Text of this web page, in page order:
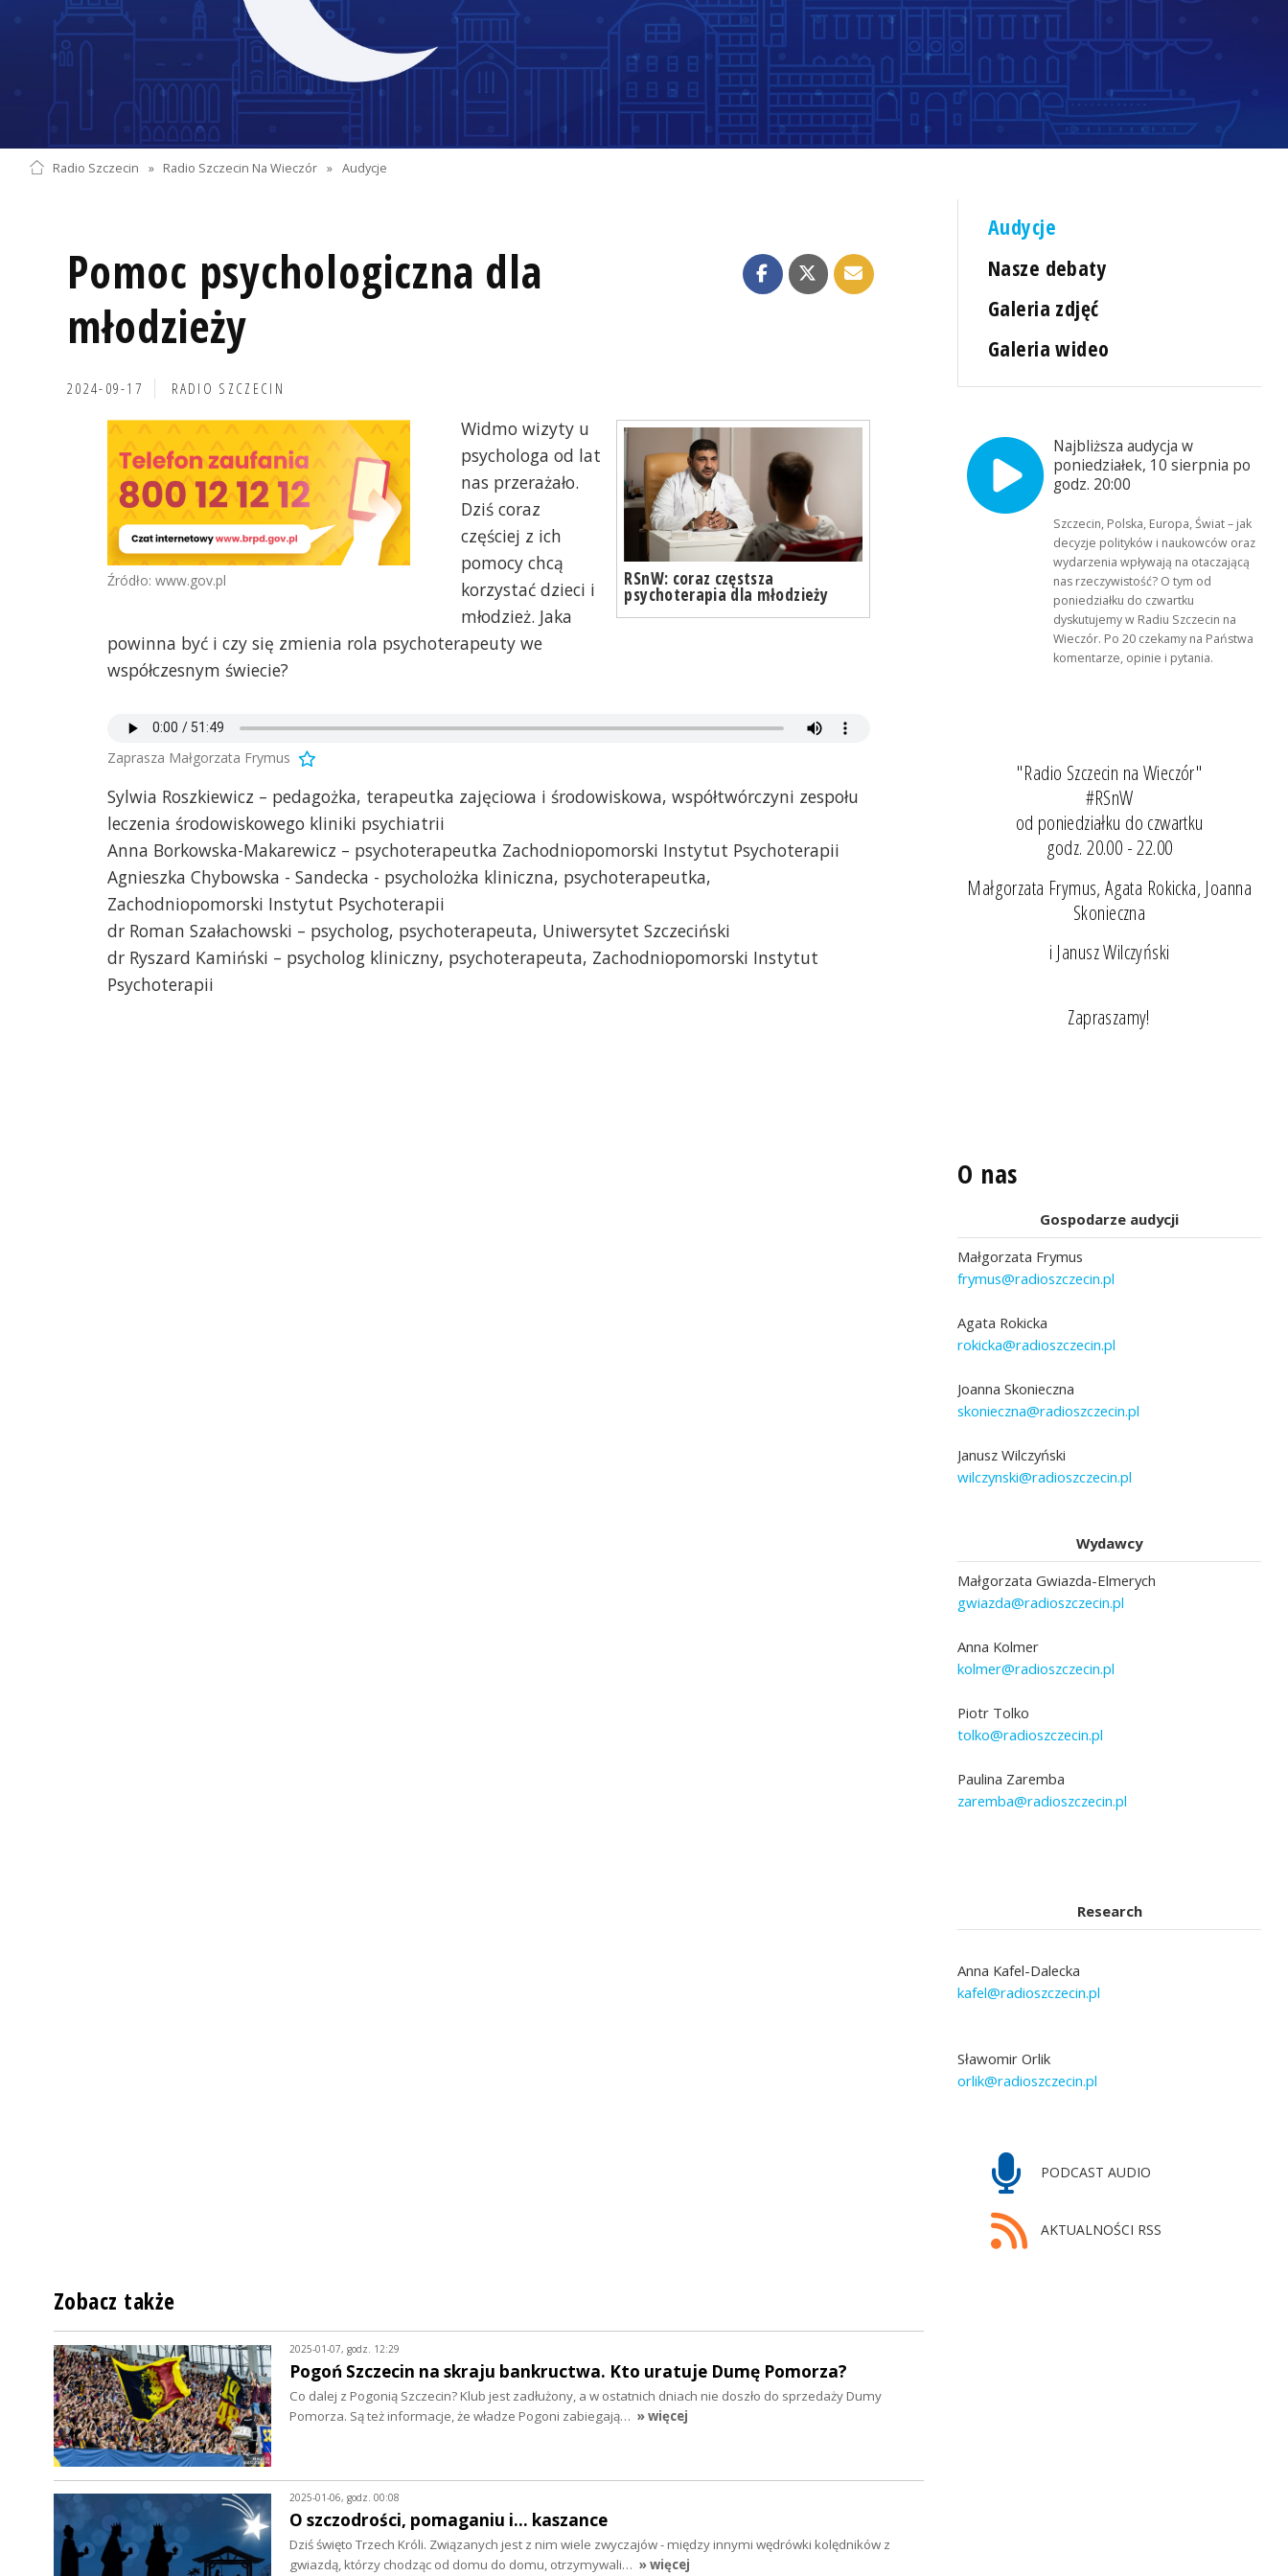
Radio Szczecin » Radio Szczecin Na Wieczór » Audycje
Pomoc psychologiczna dla
młodzieży
2024-09-17 RADIO SZCZECIN
Źródło: www.gov.pl RSnW: coraz częstsza
psychoterapia dla młodzieży
Widmo wizyty u
psychologa od lat
nas przerażało.
Dziś coraz
częściej z ich
pomocy chcą
korzystać dzieci i
młodzież. Jaka
powinna być i czy się zmienia rola psychoterapeuty we
współczesnym świecie?
Zaprasza Małgorzata Frymus
Sylwia Roszkiewicz – pedagożka, terapeutka zajęciowa i środowiskowa, współtwórczyni zespołu
leczenia środowiskowego kliniki psychiatrii
Anna Borkowska-Makarewicz – psychoterapeutka Zachodniopomorski Instytut Psychoterapii
Agnieszka Chybowska - Sandecka - psycholożka kliniczna, psychoterapeutka,
Zachodniopomorski Instytut Psychoterapii
dr Roman Szałachowski – psycholog, psychoterapeuta, Uniwersytet Szczeciński
dr Ryszard Kamiński – psycholog kliniczny, psychoterapeuta, Zachodniopomorski Instytut
Psychoterapii
Audycje
Nasze debaty
Galeria zdjęć
Galeria wideo
Najbliższa audycja w
poniedziałek, 10 sierpnia po
godz. 20:00
Szczecin, Polska, Europa, Świat – jak
decyzje polityków i naukowców oraz
wydarzenia wpływają na otaczającą
nas rzeczywistość? O tym od
poniedziałku do czwartku
dyskutujemy w Radiu Szczecin na
Wieczór. Po 20 czekamy na Państwa
komentarze, opinie i pytania.
"Radio Szczecin na Wieczór"
#RSnW
od poniedziałku do czwartku
godz. 20.00 - 22.00
Małgorzata Frymus, Agata Rokicka, Joanna
Skonieczna
i Janusz Wilczyński
Zapraszamy!
O nas
Gospodarze audycji
Małgorzata Frymus
frymus@radioszczecin.pl
Agata Rokicka
rokicka@radioszczecin.pl
Joanna Skonieczna
skonieczna@radioszczecin.pl
Janusz Wilczyński
wilczynski@radioszczecin.pl
Wydawcy
Małgorzata Gwiazda-Elmerych
gwiazda@radioszczecin.pl
Anna Kolmer
kolmer@radioszczecin.pl
Piotr Tolko
tolko@radioszczecin.pl
Paulina Zaremba
zaremba@radioszczecin.pl
Research
Anna Kafel-Dalecka
kafel@radioszczecin.pl
Sławomir Orlik
orlik@radioszczecin.pl
PODCAST AUDIO
AKTUALNOŚCI RSS
Zobacz także
2025-01-07, godz. 12:29
Pogoń Szczecin na skraju bankructwa. Kto uratuje Dumę Pomorza?
Co dalej z Pogonią Szczecin? Klub jest zadłużony, a w ostatnich dniach nie doszło do sprzedaży Dumy
Pomorza. Są też informacje, że władze Pogoni zabiegają… » więcej
2025-01-06, godz. 00:08
O szczodrości, pomaganiu i... kaszance
Dziś święto Trzech Króli. Związanych jest z nim wiele zwyczajów - między innymi wędrówki kolędników z
gwiazdą, którzy chodząc od domu do domu, otrzymywali… » więcej